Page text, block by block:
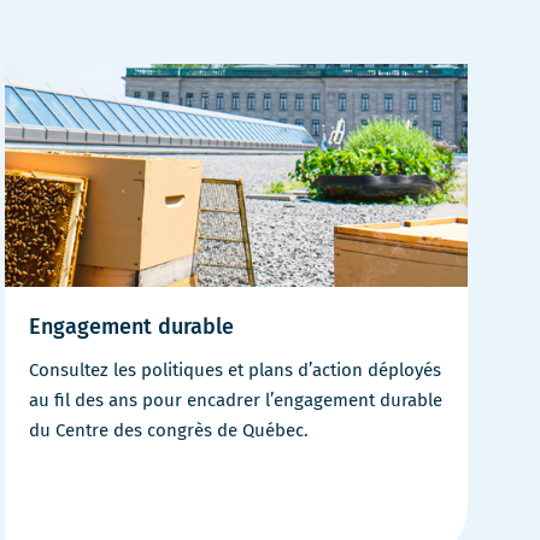
Engagement durable
Consultez les politiques et plans d’action déployés
au fil des ans pour encadrer l’engagement durable
du Centre des congrès de Québec.